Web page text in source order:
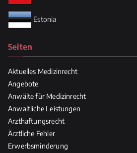
Estonia
Seiten
Aktuelles Medizinrecht
Angebote
Anwälte für Medizinrecht
Anwaltliche Leistungen
Arzthaftungsrecht
Ärztliche Fehler
Erwerbsminderung